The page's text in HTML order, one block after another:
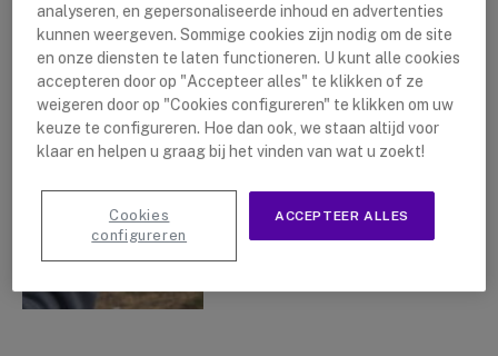
Portofoons | Welk bereik
heb ik nodig?
By Lushanna Dijkstra 18 mei 2021
analyseren, en gepersonaliseerde inhoud en advertenties
kunnen weergeven. Sommige cookies zijn nodig om de site
en onze diensten te laten functioneren. U kunt alle cookies
accepteren door op "Accepteer alles" te klikken of ze
weigeren door op "Cookies configureren" te klikken om uw
keuze te configureren. Hoe dan ook, we staan altijd voor
klaar en helpen u graag bij het vinden van wat u zoekt!
ACCEPTEER ALLES
Cookies
configureren